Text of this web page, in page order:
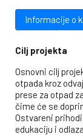
Informacije o
Cilj projekta
Osnovni cilj
otpada kroz
prese za otpad
čime će se
Ostvareni
edukaciju i